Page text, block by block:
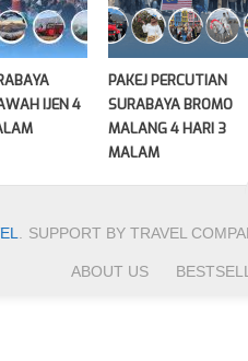
IJEN 4
PAKEJ PERCUTIAN
SURABAYA BROMO
MALANG 4 HARI 3
MALAM
SUPPORT BY TRAVEL
ABOUT US